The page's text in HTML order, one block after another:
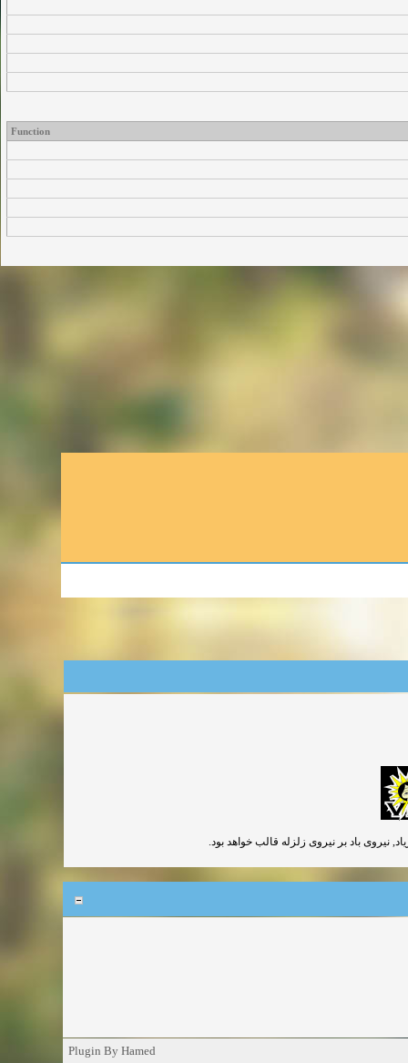
Function
نیروی باد بر نیروی زلزله قالب خواهد بود.
Plugin By Hamed